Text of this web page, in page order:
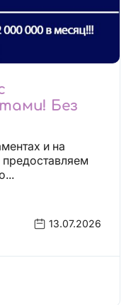
Без
и на
13.07.2026